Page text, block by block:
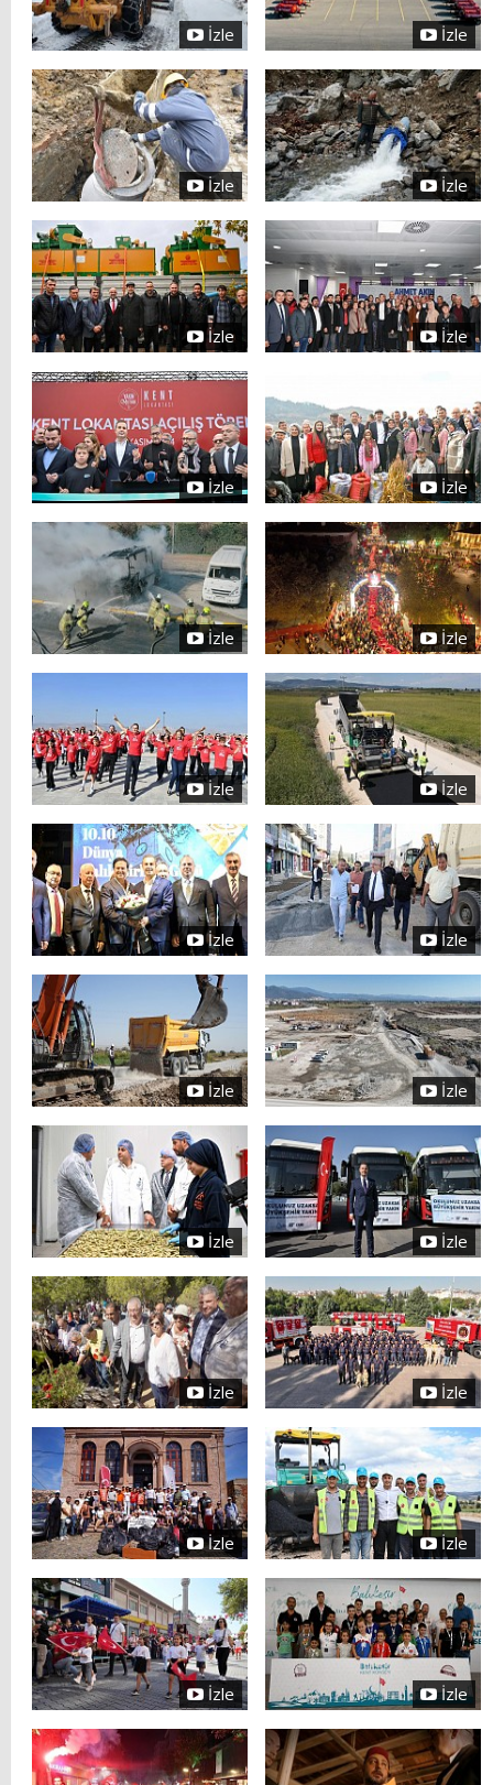
İzle İzle
İzle İzle
İzle İzle
İzle İzle
İzle İzle
İzle İzle
İzle İzle
İzle İzle
İzle İzle
İzle İzle
İzle İzle
İzle İzle